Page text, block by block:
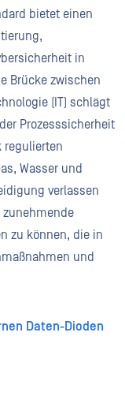
bietet einen
in
Brücke zwischen
(IT) schlägt
Prozesssicherheit
regulierten
Wasser und
verlassen
zu können, die in
und
Daten-Dioden